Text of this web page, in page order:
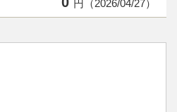
円（2026/04/27）